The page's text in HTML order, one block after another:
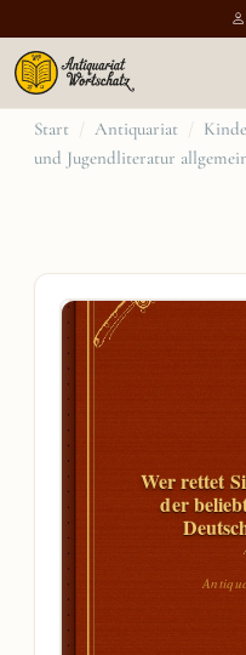
Zum
Inhalt
Start / Antiquariat /
und Jugendliteratur
Wer rettet
der